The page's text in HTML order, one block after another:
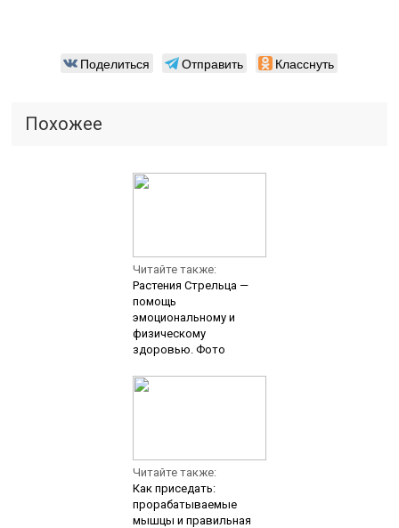
Поделиться Отправить Класснуть
Похожее
Читайте также:
Растения Стрельца —
помощь
эмоциональному и
физическому
здоровью. Фото
Читайте также:
Как приседать:
прорабатываемые
мышцы и правильная